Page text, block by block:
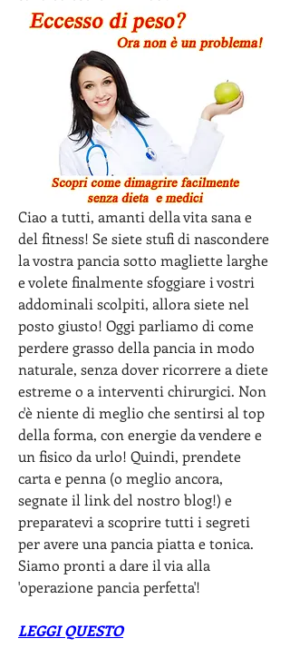
Ciao a tutti, amanti della vita sana e
del fitness! Se siete stufi di nascondere
la vostra pancia sotto magliette larghe
e volete finalmente sfoggiare i vostri
addominali scolpiti, allora siete nel
posto giusto! Oggi parliamo di come
perdere grasso della pancia in modo
naturale, senza dover ricorrere a diete
estreme o a interventi chirurgici. Non
c'è niente di meglio che sentirsi al top
della forma, con energie da vendere e
un fisico da urlo! Quindi, prendete
carta e penna (o meglio ancora,
segnate il link del nostro blog!) e
preparatevi a scoprire tutti i segreti
per avere una pancia piatta e tonica.
Siamo pronti a dare il via alla
'operazione pancia perfetta'!
LEGGI QUESTO